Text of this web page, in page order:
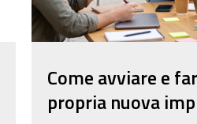
Come avviare e
propria nuova